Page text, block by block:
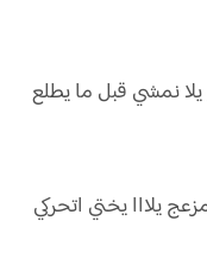
نمشي قبل ما يطلع
يلااا يختي اتحركي